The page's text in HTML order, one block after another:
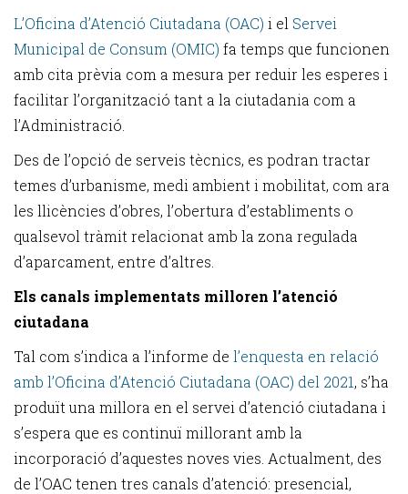
L’Oficina d’Atenció Ciutadana (OAC) i el Servei
Municipal de Consum (OMIC) fa temps que funcionen
amb cita prèvia com a mesura per reduir les esperes i
facilitar l’organització tant a la ciutadania com a
l’Administració.
Des de l’opció de serveis tècnics, es podran tractar
temes d’urbanisme, medi ambient i mobilitat, com ara
les llicències d’obres, l’obertura d’establiments o
qualsevol tràmit relacionat amb la zona regulada
d’aparcament, entre d’altres.
Els canals implementats milloren l’atenció
ciutadana
Tal com s’indica a l’informe de l’enquesta en relació
amb l’Oficina d’Atenció Ciutadana (OAC) del 2021, s’ha
produït una millora en el servei d’atenció ciutadana i
s’espera que es continuï millorant amb la
incorporació d’aquestes noves vies. Actualment, des
de l’OAC tenen tres canals d’atenció: presencial,